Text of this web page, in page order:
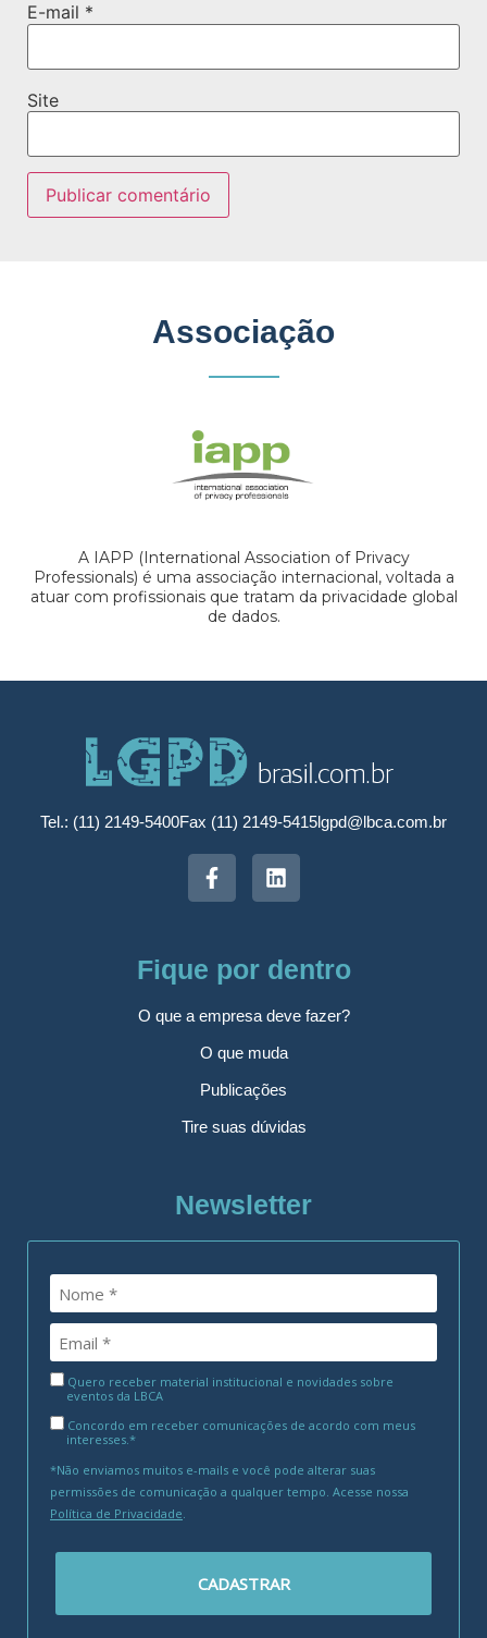
E-mail *
Site
Associação
A IAPP (International Association of Privacy
Professionals) é uma associação internacional, voltada a
atuar com profissionais que tratam da privacidade global
de dados.
Tel.: (11) 2149-5400Fax (11) 2149-5415lgpd@lbca.com.br
Fique por dentro
O que a empresa deve fazer?
O que muda
Publicações
Tire suas dúvidas
Newsletter
Quero receber material institucional e novidades sobre
eventos da LBCA
Concordo em receber comunicações de acordo com meus
interesses.*
*Não enviamos muitos e-mails e você pode alterar suas
permissões de comunicação a qualquer tempo. Acesse nossa
Política de Privacidade.
CADASTRAR